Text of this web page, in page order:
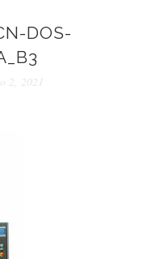
DOS-
2, 2021